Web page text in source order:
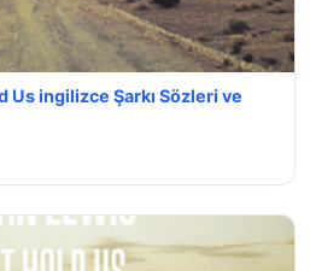
Us ingilizce Şarkı Sözleri ve